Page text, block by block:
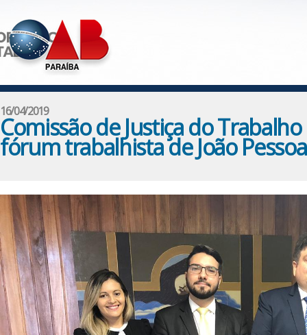
16/04/2019
Comissão de Justiça do
fórum trabalhista de João Pessoa